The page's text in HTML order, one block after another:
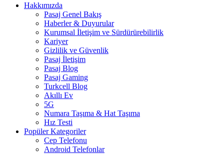
Hakkımızda
Pasaj Genel Bakış
Haberler & Duyurular
Kurumsal İletişim ve Sürdürürebilirlik
Kariyer
Gizlilik ve Güvenlik
Pasaj İletişim
Pasaj Blog
Pasaj Gaming
Turkcell Blog
Akıllı Ev
5G
Numara Taşıma & Hat Taşıma
Hız Testi
Popüler Kategoriler
Cep Telefonu
Android Telefonlar